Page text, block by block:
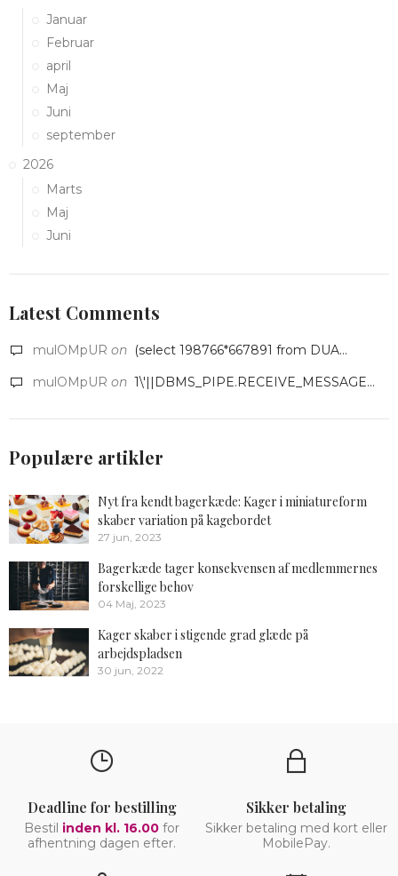
Januar
Februar
april
Maj
Juni
september
2026
Marts
Maj
Juni
Latest Comments
mulOMpUR on (select 198766*667891 from DUA...
mulOMpUR on 1\'||DBMS_PIPE.RECEIVE_MESSAGE...
Populære artikler
Nyt fra kendt bagerkæde: Kager i miniatureform
skaber variation på kagebordet
27 jun, 2023
Bagerkæde tager konsekvensen af medlemmernes
forskellige behov
04 Maj, 2023
Kager skaber i stigende grad glæde på
arbejdspladsen
30 jun, 2022
Deadline for bestilling
Bestil inden kl. 16.00 for
afhentning dagen efter.
Sikker betaling
Sikker betaling med kort eller
MobilePay.